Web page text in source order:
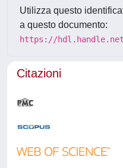
Utilizza questo
a questo documento:
https://hdl.handle.net/
Citazioni